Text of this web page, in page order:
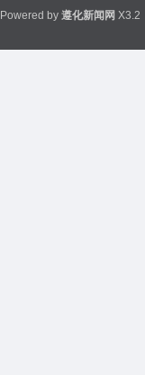
Powered by 遵化新闻网 X3.2